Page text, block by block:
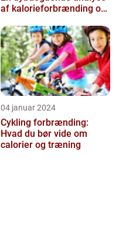
af kalorieforbrænding og
si...
04 januar 2024
Cykling forbrænding:
Hvad du bør vide om
calorier og træning